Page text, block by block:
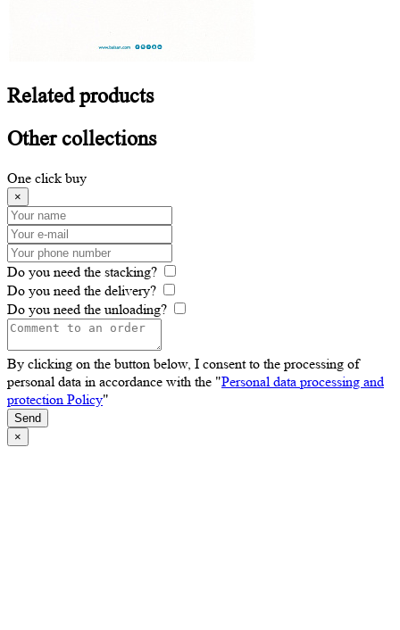
Relatedproducts
Othercollections
One click buy
×
Do you need the stacking?
Do you need the delivery?
Do you need the unloading?
By clicking on the button below, I consent to the processing of
personal data in accordance with the "Personal data processing and
protection Policy"
Send
×